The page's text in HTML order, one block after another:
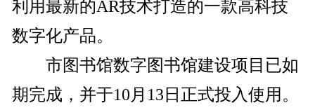
利用最新的AR技术打造的一款高科技
数字化产品。
市图书馆数字图书馆建设项目已如
期完成，并于10月13日正式投入使用。